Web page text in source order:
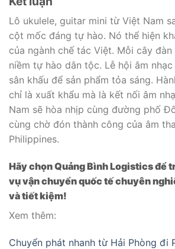
Lô ukulele, guitar mini từ Việt Nam
cột mốc đáng tự hào. Nó thể hiện
của ngành chế tác Việt. Mỗi cây
niềm tự hào dân tộc. Lễ hội âm
sân khấu để sản phẩm tỏa sáng.
chỉ là xuất khẩu mà là kết nối âm
Nam sẽ hòa nhịp cùng đường phố
cùng chờ đón thành công của âm
Philippines.
Hãy chọn Quảng Bình Logistics để
vụ vận chuyển quốc tế chuyên
và tiết kiệm!
Xem thêm:
Chuyển phát nhanh từ Hải Phòng đi